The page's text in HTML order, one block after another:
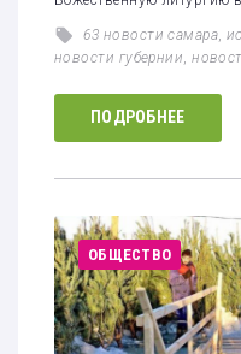
63 новости самара,
новости губернии,
ПОДРОБНЕЕ
ОБЩЕСТВО